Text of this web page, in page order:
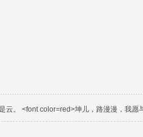
云。 <font color=red>坤儿，路漫漫，我